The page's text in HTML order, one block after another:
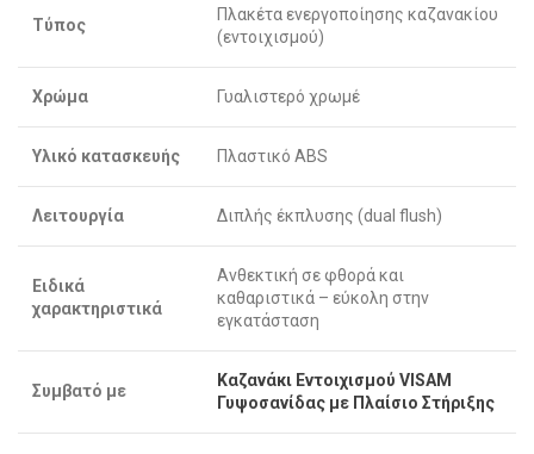
Τύπος
Πλακέτα ενεργοποίησης καζανακίου
(εντοιχισμού)
Χρώμα Γυαλιστερό χρωμέ
Υλικό κατασκευής Πλαστικό ABS
Λειτουργία Διπλής έκπλυσης (dual flush)
Ειδικά
χαρακτηριστικά
Ανθεκτική σε φθορά και
καθαριστικά – εύκολη στην
εγκατάσταση
Συμβατό με
Καζανάκι Εντοιχισμού VISAM
Γυψοσανίδας με Πλαίσιο Στήριξης